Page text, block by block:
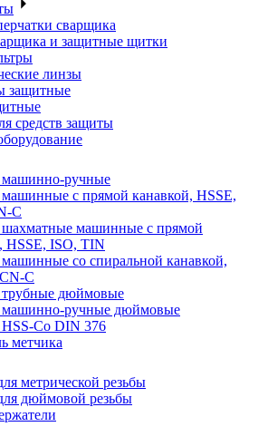
сварщика
и защитные щитки
линзы
защитные
средств защиты
ручные
с прямой канавкой, HSSE,
C
машинные с прямой
HSSE, ISO, TIN
со спиральной канавкой,
C
дюймовые
ручные дюймовые
Co DIN 376
метчика
метрической резьбы
дюймовой резьбы